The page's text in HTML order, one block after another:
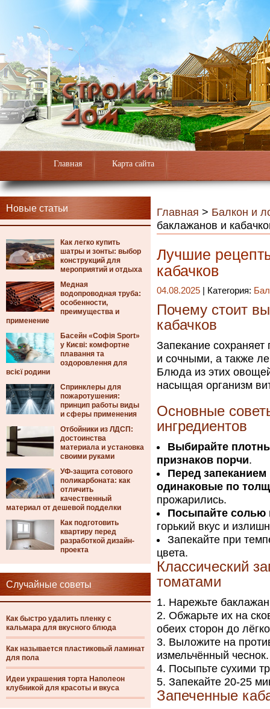
Главная Карта сайта
Новые статьи
Как легко купить
шатры и зонты: выбор
конструкций для
мероприятий и отдыха
Медная
водопроводная труба:
особенности,
преимущества и
применение
Басейн «Софія Sport»
у Києві: комфортне
плавання та
оздоровлення для
всієї родини
Спринклеры для
пожаротушения:
принцип работы виды
и сферы применения
Отбойники из ЛДСП:
достоинства
материала и установка
своими руками
УФ-защита сотового
поликарбоната: как
отличить
качественный
материал от дешевой подделки
Как подготовить
квартиру перед
разработкой дизайн-
проекта
Случайные советы
Как быстро удалить пленку с
кальмара для вкусного блюда
Как называется пластиковый ламинат
для пола
Идеи украшения торта Наполеон
клубникой для красоты и вкуса
Главная > Балкон и
баклажанов и
Лучшие
кабачков
04.08.2025 | Категория:
Почему стоит
кабачков
Запекание
и сочными, а также
Блюда из этих
насыщая организм
Основные
ингредиентов
Выбирайте
признаков порчи.
Перед
одинаковые по
прожарились.
Посыпайте солью
горький вкус и
Запекайте при
цвета.
Классический
томатами
Нарежьте
Обжарьте их на
обеих сторон до
Выложите на
измельчённый чеснок.
Посыпьте сухими
Запекайте 20-25
Запеченные